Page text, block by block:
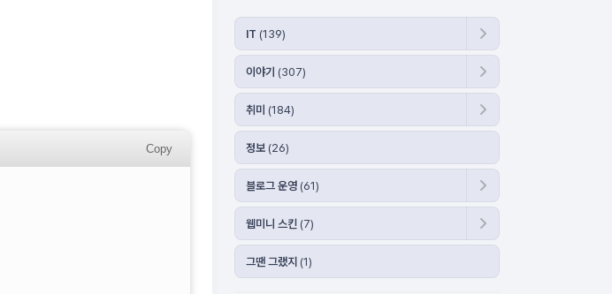
Copy
IT (139)
이야기 (307)
취미 (184)
정보 (26)
블로그 운영 (61)
웹미니 스킨 (7)
그땐 그랬지 (1)